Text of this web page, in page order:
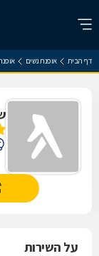
דף הבית אופנת נשים
על השירות